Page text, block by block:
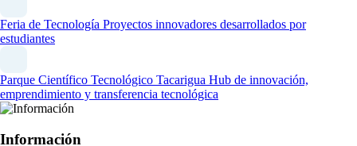
Feria de Tecnología Proyectos innovadores desarrollados por
estudiantes
Parque Científico Tecnológico Tacarigua Hub de innovación,
emprendimiento y transferencia tecnológica
Información